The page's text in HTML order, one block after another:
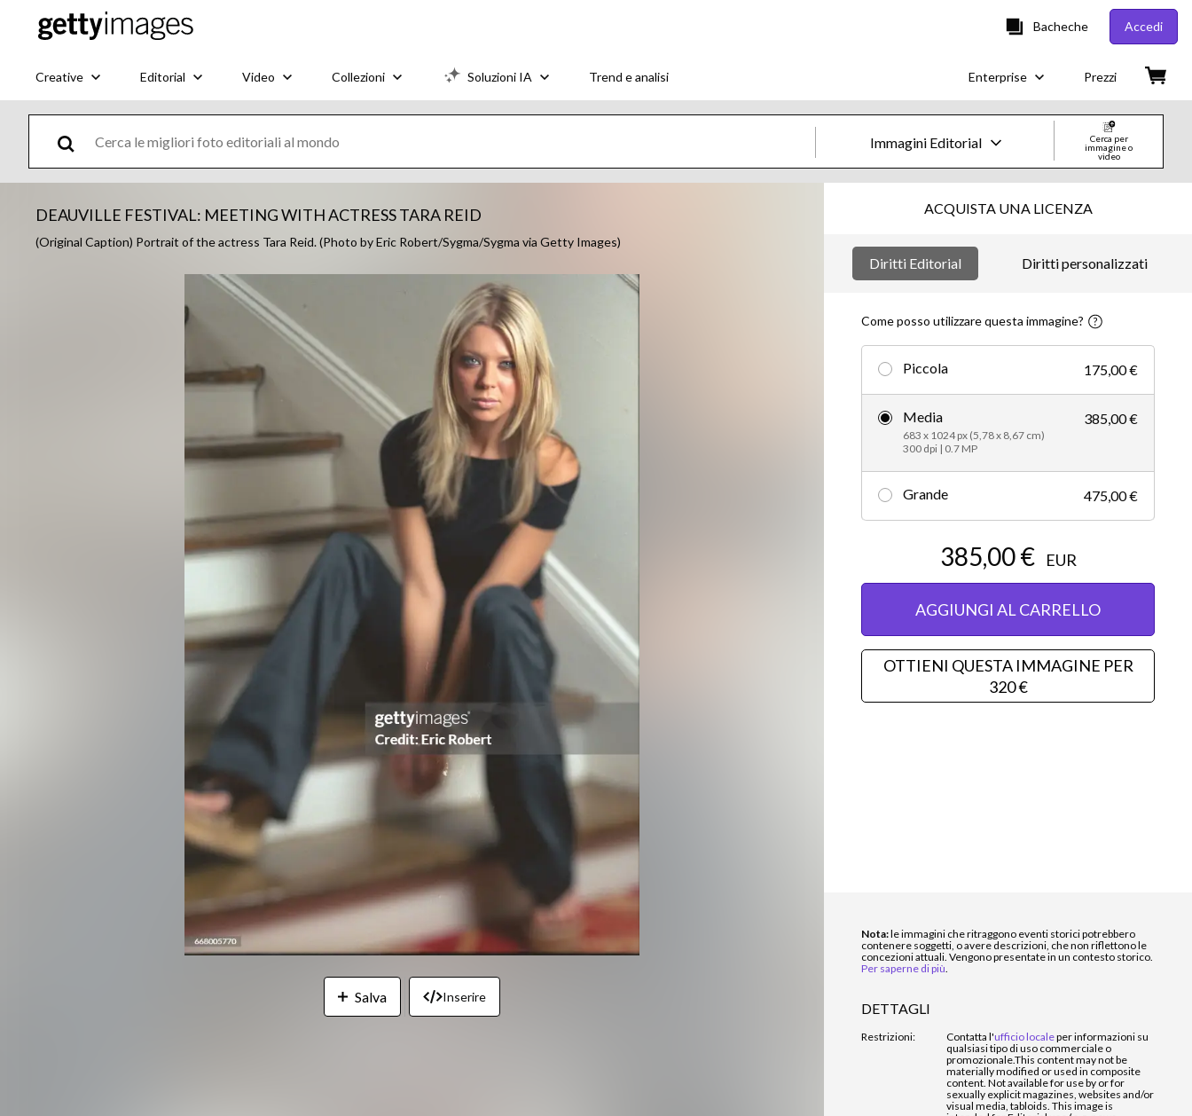
Bacheche Accedi
Creative Editorial Video Collezioni Soluzioni IA Trend e analisi Enterprise Prezzi
Immagini Editorial
Immagini
Creative
Video
Creative
Editorial
Cerca per
immagine o
video
DEAUVILLE FESTIVAL: MEETING WITH ACTRESS TARA REID
(Original Caption) Portrait of the actress Tara Reid. (Photo by Eric Robert/Sygma/Sygma via Getty Images)
Salva Inserire
ACQUISTA UNA LICENZA
Diritti Editorial Diritti personalizzati
Come posso utilizzare questa immagine?
Piccola 175,00 €
Media
683 x 1024 px (5,78 x 8,67 cm)
300 dpi | 0.7 MP
385,00 €
Grande 475,00 €
385,00 € EUR
AGGIUNGI AL CARRELLO
OTTIENI QUESTA IMMAGINE PER
320 €
Nota:le immagini che ritraggono eventi storici potrebbero
contenere soggetti, o avere descrizioni, che non riflettono le
concezioni attuali. Vengono presentate in un contesto storico.
Per saperne di più.
DETTAGLI
Restrizioni: Contatta l'ufficio localeper informazioni su
qualsiasi tipo di uso commerciale o
promozionale.This content may not be
materially modified or used in composite
content. Not available for use by or for
sexually explicit magazines, websites and/or
visual media, tabloids. This image is